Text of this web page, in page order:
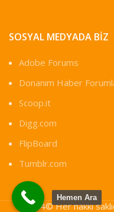
SOSYAL MEDYADA BIZ
Adobe Forums
Donanım Haber
Scoop.it
Digg.com
FlipBoard
Tumblr.com
2024© Her hakkı
Hemen Ara